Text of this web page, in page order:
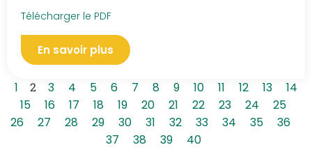
Télécharger le PDF
En savoir plus
1 2 3 4 5 6 7 8 9 10 11 12 13
14
15
16 17 18 19 20 21 22 23 24
25
26
27 28 29 30 31 32 33 34 35
36
37
38 39 40